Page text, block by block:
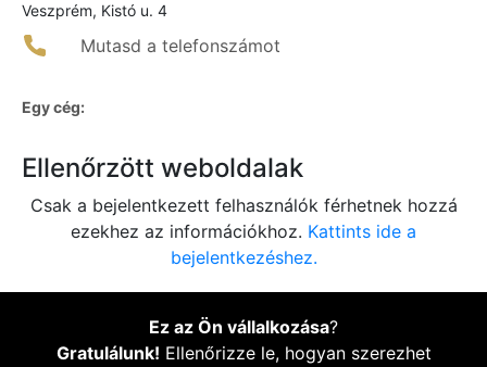
Veszprém, Kistó u. 4
Mutasd a telefonszámot
Egy cég:
Ellenőrzött weboldalak
Csak a bejelentkezett felhasználók férhetnek hozzá
ezekhez az információkhoz. Kattints ide a
bejelentkezéshez.
Ez az Ön vállalkozása?
Gratulálunk! Ellenőrizze le, hogyan szerezhet